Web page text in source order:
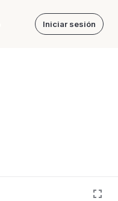
Iniciar sesión